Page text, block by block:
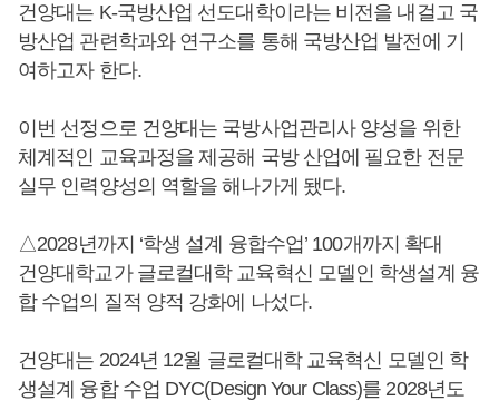
건양대는 K-국방산업 선도대학이라는 비전을 내걸고 국
방산업 관련학과와 연구소를 통해 국방산업 발전에 기
여하고자 한다.
이번 선정으로 건양대는 국방사업관리사 양성을 위한
체계적인 교육과정을 제공해 국방 산업에 필요한 전문
실무 인력양성의 역할을 해나가게 됐다.
△2028년까지 ‘학생 설계 융합수업’ 100개까지 확대
건양대학교가 글로컬대학 교육혁신 모델인 학생설계 융
합 수업의 질적 양적 강화에 나섰다.
건양대는 2024년 12월 글로컬대학 교육혁신 모델인 학
생설계 융합 수업 DYC(Design Your Class)를 2028년도